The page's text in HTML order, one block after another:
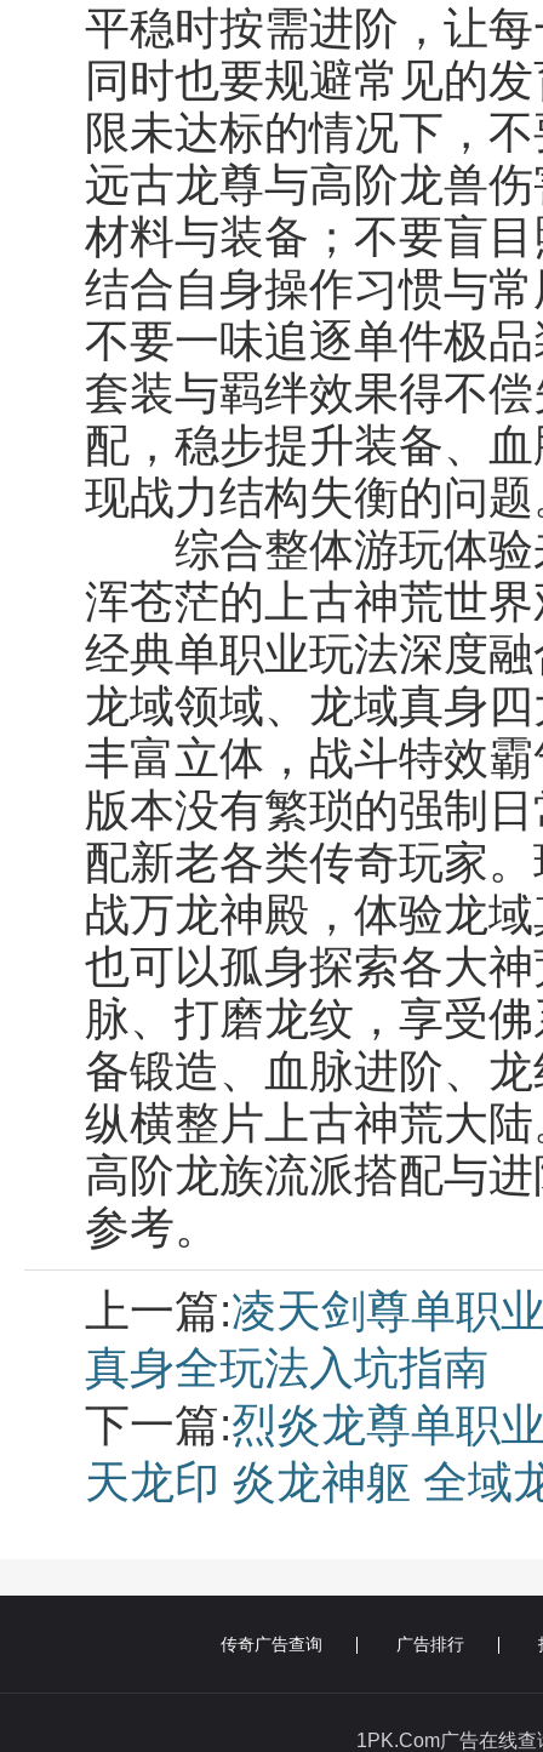
平稳时按需进阶，让
同时也要规避常见的
限未达标的情况下，
远古龙尊与高阶龙兽
材料与装备；不要盲
结合自身操作习惯与
不要一味追逐单件极
套装与羁绊效果得不
配，稳步提升装备、
现战力结构失衡的问
综合整体游玩体验
浑苍茫的上古神荒世
经典单职业玩法深度
龙域领域、龙域真身
丰富立体，战斗特效
版本没有繁琐的强制
配新老各类传奇玩家
战万龙神殿，体验龙
也可以孤身探索各大
脉、打磨龙纹，享受
备锻造、血脉进阶、
纵横整片上古神荒大
高阶龙族流派搭配与
参考。
上一篇:凌天剑尊单职
真身全玩法入坑指南
下一篇:烈炎龙尊单职
天龙印 炎龙神躯 全域
传奇广告查询 广告排行
1PK.Com广告在